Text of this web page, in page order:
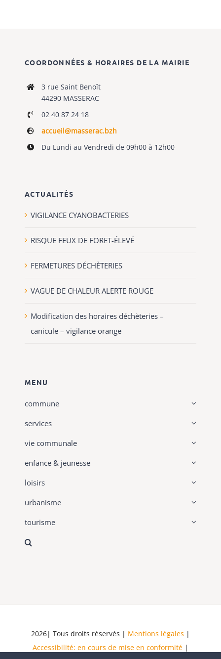
COORDONNÉES & HORAIRES DE LA MAIRIE
3 rue Saint Benoît
44290 MASSERAC
02 40 87 24 18
accueil@masserac.bzh
Du Lundi au Vendredi de 09h00 à 12h00
ACTUALITÉS
VIGILANCE CYANOBACTERIES
RISQUE FEUX DE FORET-ÉLEVÉ
FERMETURES DÉCHÈTERIES
VAGUE DE CHALEUR ALERTE ROUGE
Modification des horaires déchèteries –
canicule – vigilance orange
MENU
commune
services
vie communale
enfance & jeunesse
loisirs
urbanisme
tourisme
2026| Tous droits réservés | Mentions légales |
Accessibilité: en cours de mise en conformité |